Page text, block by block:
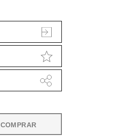
COMPRAR